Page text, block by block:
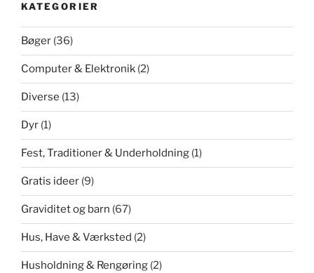
KATEGORIER
Bøger (36)
Computer & Elektronik (2)
Diverse (13)
Dyr (1)
Fest, Traditioner & Underholdning (1)
Gratis ideer (9)
Graviditet og barn (67)
Hus, Have & Værksted (2)
Husholdning & Rengøring (2)